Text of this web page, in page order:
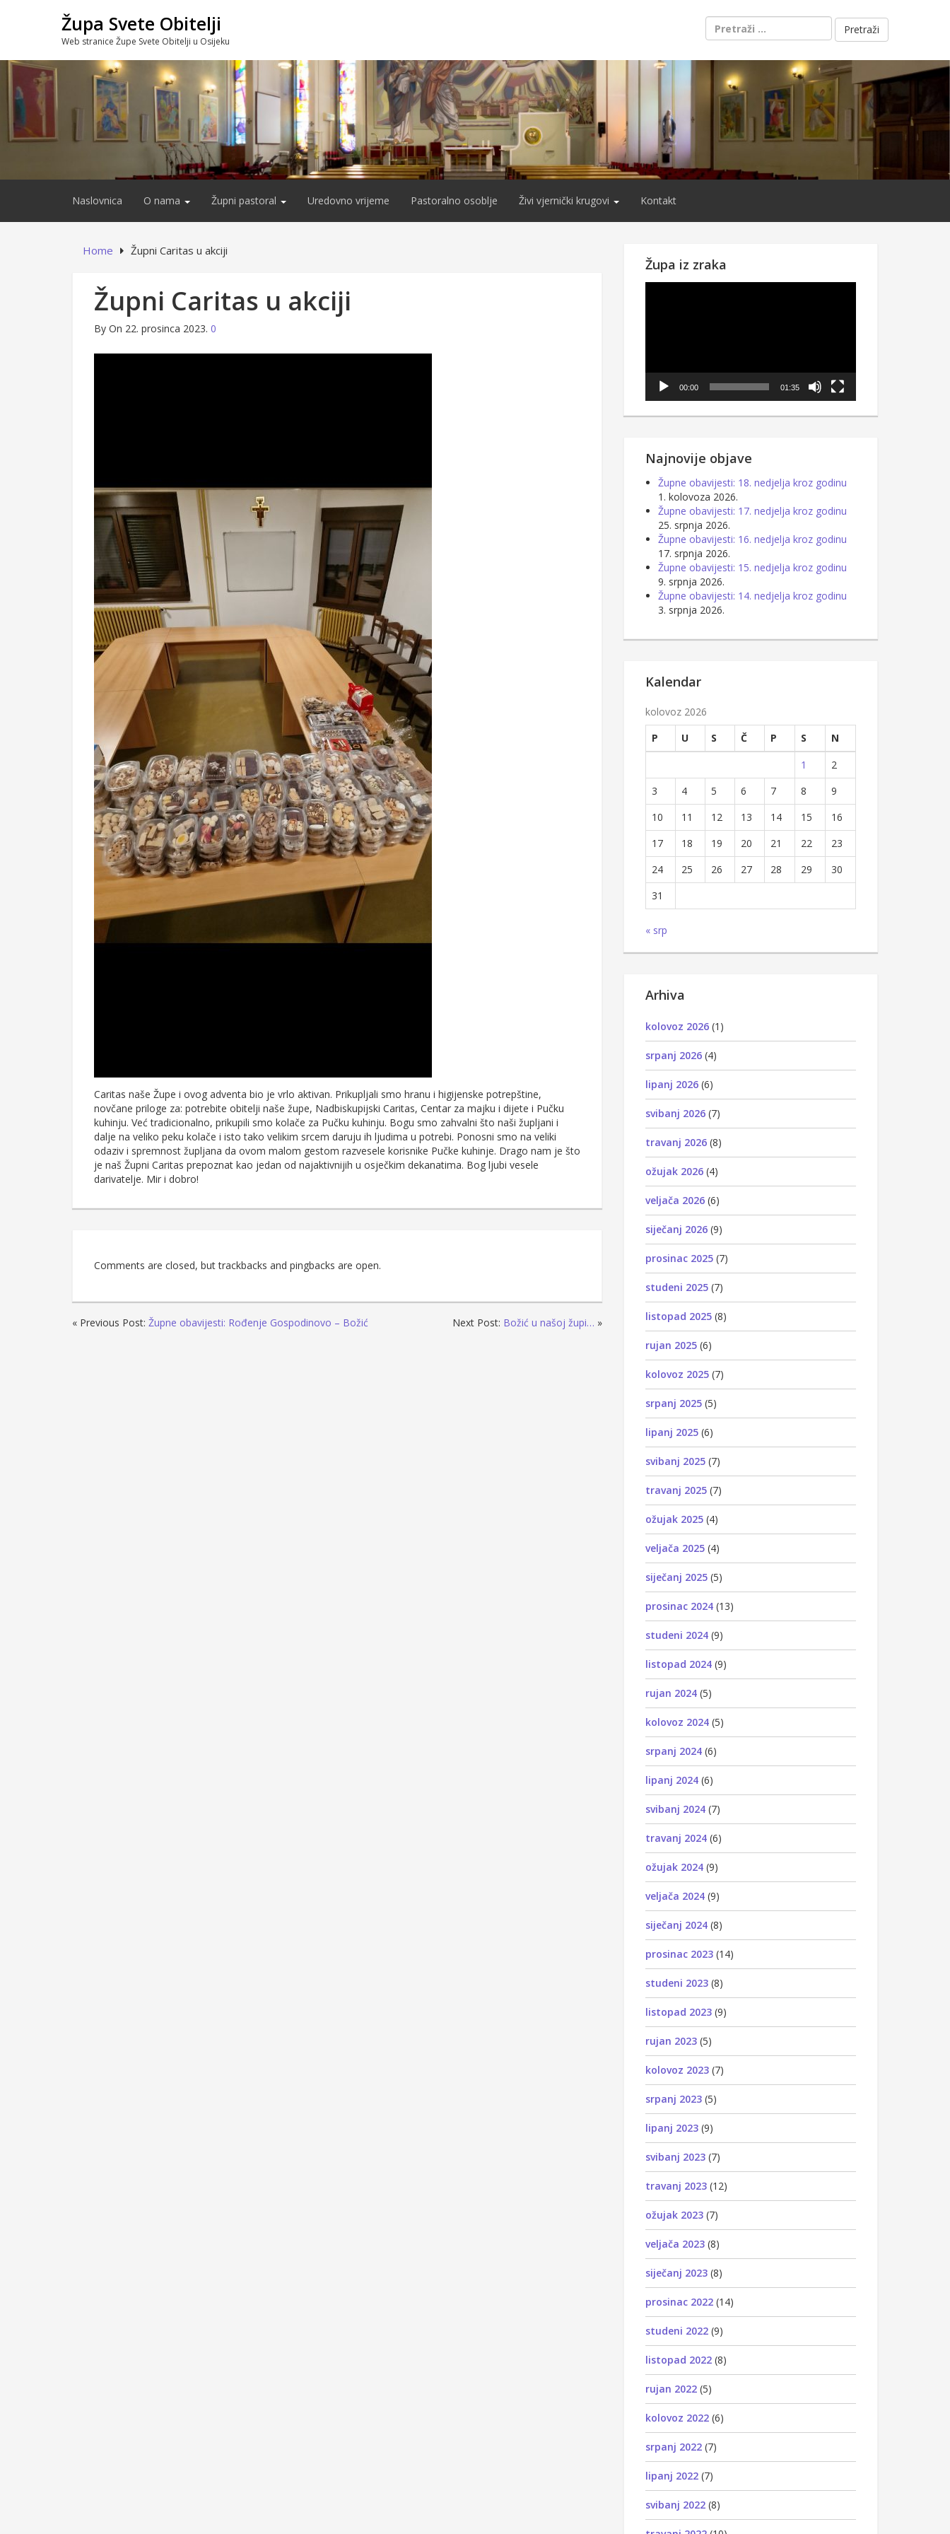
Župa Svete Obitelji
Web stranice Župe Svete Obitelji u Osijeku
Pretraži:
Naslovnica O nama Župni pastoral Uredovno vrijeme Pastoralno osoblje Živi vjernički krugovi Kontakt
Home Župni Caritas u akciji
Župni Caritas u akciji
By On 22. prosinca 2023. 0
Caritas naše Župe i ovog adventa bio je vrlo aktivan. Prikupljali smo hranu i higijenske potrepštine,
novčane priloge za: potrebite obitelji naše župe, Nadbiskupijski Caritas, Centar za majku i dijete i Pučku
kuhinju. Već tradicionalno, prikupili smo kolače za Pučku kuhinju. Bogu smo zahvalni što naši župljani i
dalje na veliko peku kolače i isto tako velikim srcem daruju ih ljudima u potrebi. Ponosni smo na veliki
odaziv i spremnost župljana da ovom malom gestom razvesele korisnike Pučke kuhinje. Drago nam je što
je naš Župni Caritas prepoznat kao jedan od najaktivnijih u osječkim dekanatima. Bog ljubi vesele
darivatelje. Mir i dobro!
Comments are closed, but trackbacks and pingbacks are open.
« Previous Post: Župne obavijesti: Rođenje Gospodinovo – Božić Next Post: Božić u našoj župi… »
Župa iz zraka
00:00 01:35
Najnovije objave
Župne obavijesti: 18. nedjelja kroz godinu
1. kolovoza 2026.
Župne obavijesti: 17. nedjelja kroz godinu
25. srpnja 2026.
Župne obavijesti: 16. nedjelja kroz godinu
17. srpnja 2026.
Župne obavijesti: 15. nedjelja kroz godinu
9. srpnja 2026.
Župne obavijesti: 14. nedjelja kroz godinu
3. srpnja 2026.
Kalendar
kolovoz 2026
P
U S Č P S
N
1
2
3
4 5 6 7 8
9
10
11 12 13 14 15
16
17
18 19 20 21 22
23
24
25 26 27 28 29
30
31
« srp
Arhiva
kolovoz 2026 (1)
srpanj 2026 (4)
lipanj 2026 (6)
svibanj 2026 (7)
travanj 2026 (8)
ožujak 2026 (4)
veljača 2026 (6)
siječanj 2026 (9)
prosinac 2025 (7)
studeni 2025 (7)
listopad 2025 (8)
rujan 2025 (6)
kolovoz 2025 (7)
srpanj 2025 (5)
lipanj 2025 (6)
svibanj 2025 (7)
travanj 2025 (7)
ožujak 2025 (4)
veljača 2025 (4)
siječanj 2025 (5)
prosinac 2024 (13)
studeni 2024 (9)
listopad 2024 (9)
rujan 2024 (5)
kolovoz 2024 (5)
srpanj 2024 (6)
lipanj 2024 (6)
svibanj 2024 (7)
travanj 2024 (6)
ožujak 2024 (9)
veljača 2024 (9)
siječanj 2024 (8)
prosinac 2023 (14)
studeni 2023 (8)
listopad 2023 (9)
rujan 2023 (5)
kolovoz 2023 (7)
srpanj 2023 (5)
lipanj 2023 (9)
svibanj 2023 (7)
travanj 2023 (12)
ožujak 2023 (7)
veljača 2023 (8)
siječanj 2023 (8)
prosinac 2022 (14)
studeni 2022 (9)
listopad 2022 (8)
rujan 2022 (5)
kolovoz 2022 (6)
srpanj 2022 (7)
lipanj 2022 (7)
svibanj 2022 (8)